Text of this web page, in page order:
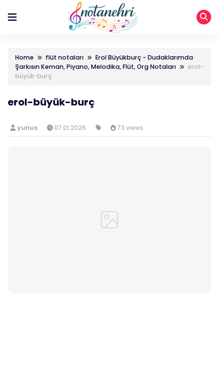
Home flüt notaları
Erol Büyükburç - Dudaklarımda
Şarkısın Keman, Piyano, Melodika, Flüt, Org Notaları
erol-
büyük-burç
erol-büyük-burç
yunus 07.01.2026 73 views